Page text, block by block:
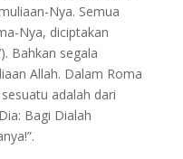
Nya. Semua
Nya, diciptakan
Bahkan segala
Allah. Dalam Roma
adalah dari
Bagi Dialah